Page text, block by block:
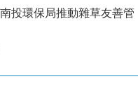
投環保局推動雜草友善管